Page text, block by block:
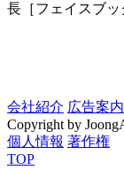
長［フェイスブッ
会社紹介 広告案
Copyright by
個人情報 著作権
TOP